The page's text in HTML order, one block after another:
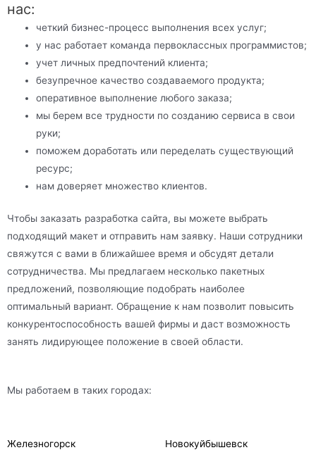
нас:
четкий бизнес-процесс выполнения всех услуг;
у нас работает команда первоклассных программистов;
учет личных предпочтений клиента;
безупречное качество создаваемого продукта;
оперативное выполнение любого заказа;
мы берем все трудности по созданию сервиса в свои
руки;
поможем доработать или переделать существующий
ресурс;
нам доверяет множество клиентов.
Чтобы заказать разработка сайта, вы можете выбрать
подходящий макет и отправить нам заявку. Наши сотрудники
свяжутся с вами в ближайшее время и обсудят детали
сотрудничества. Мы предлагаем несколько пакетных
предложений, позволяющие подобрать наиболее
оптимальный вариант. Обращение к нам позволит повысить
конкурентоспособность вашей фирмы и даст возможность
занять лидирующее положение в своей области.
Мы работаем в таких городах:
Железногорск Новокуйбышевск